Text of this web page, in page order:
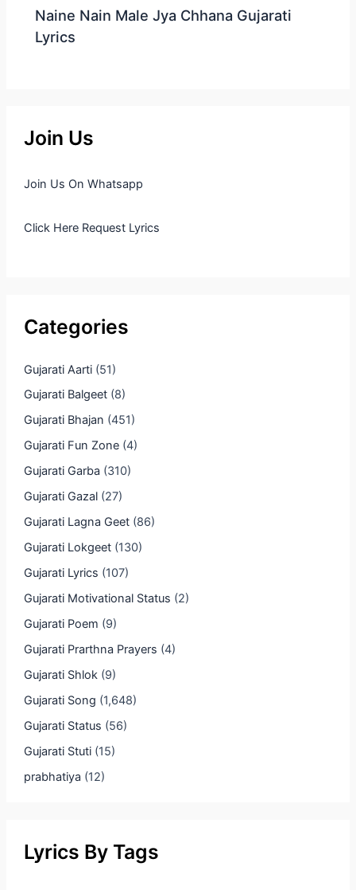
Naine Nain Male Jya Chhana Gujarati
Lyrics
Join Us
Join Us On Whatsapp
Click Here Request Lyrics
Categories
Gujarati Aarti(51)
Gujarati Balgeet(8)
Gujarati Bhajan (451)
Gujarati Fun Zone(4)
Gujarati Garba (310)
Gujarati Gazal(27)
Gujarati Lagna Geet(86)
Gujarati Lokgeet(130)
Gujarati Lyrics (107)
Gujarati Motivational Status (2)
Gujarati Poem (9)
Gujarati Prarthna Prayers (4)
Gujarati Shlok(9)
Gujarati Song (1,648)
Gujarati Status (56)
Gujarati Stuti(15)
prabhatiya (12)
Lyrics By Tags